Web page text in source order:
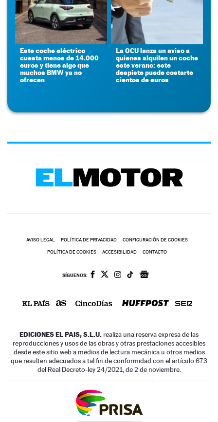
Este coche eléctrico
cuesta menos de 14.000
euros y tiene algo que
muchos BMW ya no
ofrecen
La OCU lanza un aviso a
quienes alquilen un coche
este verano: este
despiste puede costarte
cientos de euros
AVISO LEGAL POLÍTICA DE PRIVACIDAD CONFIGURACIÓN DE COOKIES
POLÍTICA DE COOKIES ACCESIBILIDAD CONTACTO
SÍGUENOS:
EDICIONES EL PAIS, S.L.U. realiza una reserva expresa de las
reproducciones y usos de las obras y otras prestaciones accesibles
desde este sitio web a medios de lectura mecánica u otros medios
que resulten adecuados a tal fin de conformidad con el artículo 67.3
del Real Decreto-ley 24/2021, de 2 de noviembre.